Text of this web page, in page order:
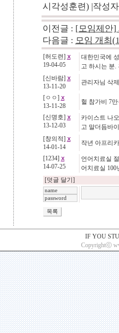
시각성훈련) |작성
이전글 : [모임제안]
다음글 : 모임 개최
[허도련] ⅹ
19-04-05
대한민국에
고 하시는 분.
[신바람] ⅹ
13-11-20
관리자님 삭
[ㅇㅇ] ⅹ
13-11-28
헐 참가비 7
[신명호] ⅹ
13-12-03
카이스트 나
고 말더듬바
[창의적] ⅹ
14-01-14
작년 아프리
[1234] ⅹ
14-07-25
언어치료실
어치료실 100
[덧글 달기]
IF YOU
Copyrightⓒ